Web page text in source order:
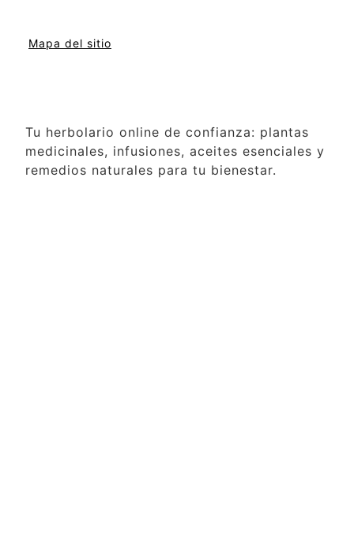
Mapa del sitio
Tu herbolario online de confianza: plantas
medicinales, infusiones, aceites esenciales y
remedios naturales para tu bienestar.